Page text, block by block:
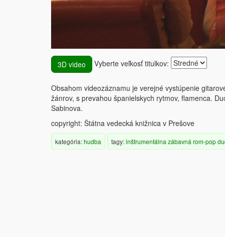
3D video Vyberte veľkosť titulkov:
Obsahom videozáznamu je verejné vystúpenie
žánrov, s prevahou španielskych rytmov, flamenca.
Sabinova.
copyright: Štátna vedecká knižnica v Prešove
kategória:hudba tagy:inštrumentálna zábavná rom-pop